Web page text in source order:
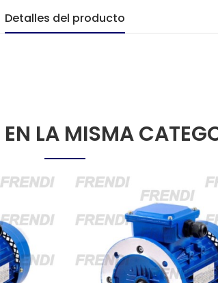
Detalles del producto
LA MISMA